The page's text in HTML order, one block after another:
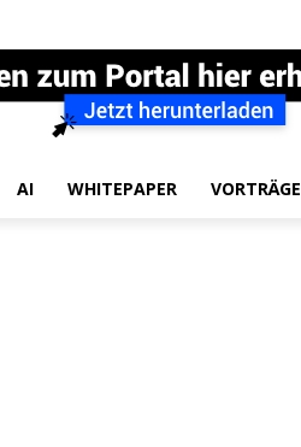
AI WHITEPAPER VORTRÄGE